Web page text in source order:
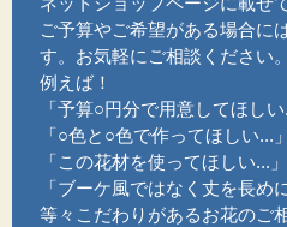
ご予算やご希望がある場合に
す。お気軽にご相談ください。
例えば！
「予算○円分で用意してほしい
「○色と○色で作ってほしい...」
「この花材を使ってほしい...」
「ブーケ風ではなく丈を長め
等々こだわりがあるお花のご